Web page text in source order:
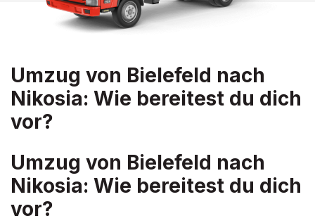
Umzug von Bielefeld nach
Nikosia: Wie bereitest du dich
vor?
Umzug von Bielefeld nach
Nikosia: Wie bereitest du dich
vor?